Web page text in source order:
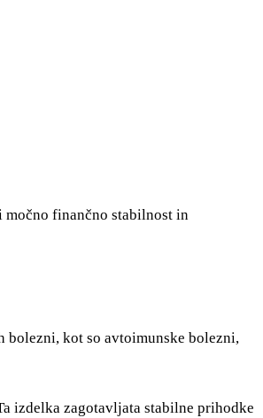
močno finančno stabilnost in
kot so avtoimunske bolezni,
izdelka zagotavljata stabilne prihodke